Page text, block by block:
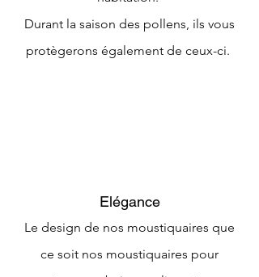
Durant la saison des pollens, ils vous
protègerons également de ceux-ci.
Elégance
Le design de nos moustiquaires que
ce soit nos moustiquaires pour